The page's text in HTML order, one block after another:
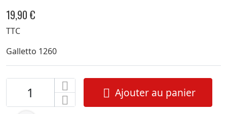
19,90 €
TTC
Galletto 1260
 Ajouter au panier